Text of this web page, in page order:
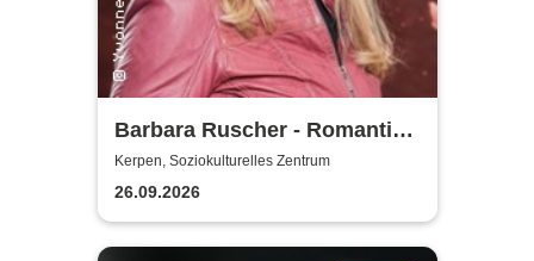
Barbara Ruscher - Romantik,
aber zack, zack!
Kerpen, Soziokulturelles Zentrum
26.09.2026